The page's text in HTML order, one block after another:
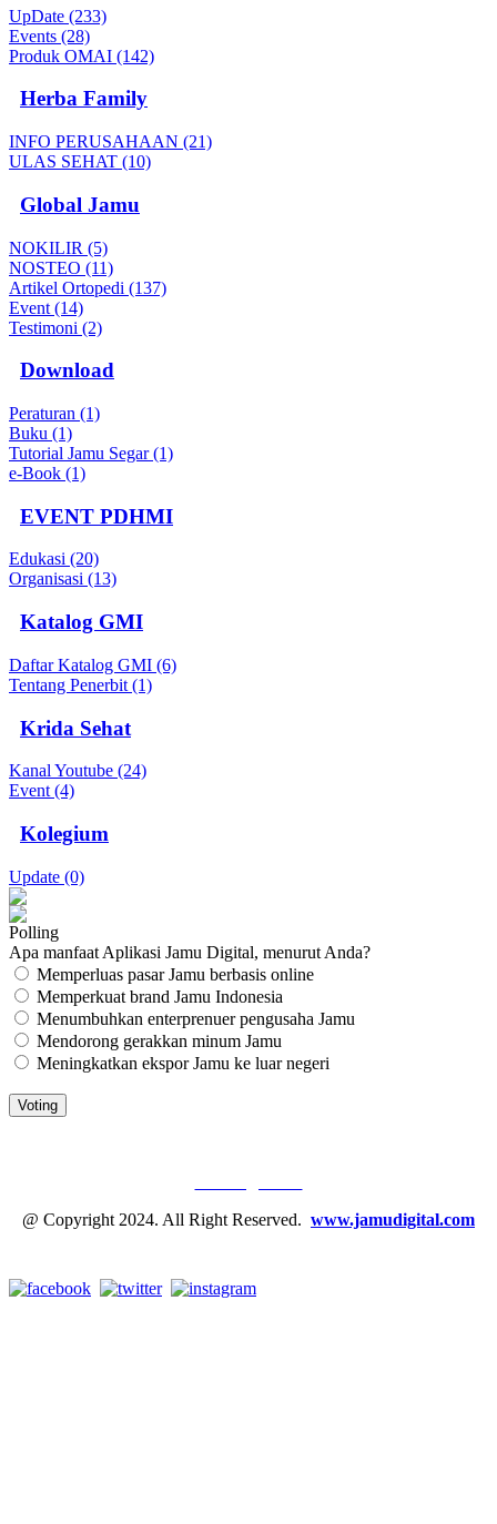
UpDate (233)
Events (28)
Produk OMAI (142)
Herba Family
INFO PERUSAHAAN (21)
ULAS SEHAT (10)
Global Jamu
NOKILIR (5)
NOSTEO (11)
Artikel Ortopedi (137)
Event (14)
Testimoni (2)
Download
Peraturan (1)
Buku (1)
Tutorial Jamu Segar (1)
e-Book (1)
EVENT PDHMI
Edukasi (20)
Organisasi (13)
Katalog GMI
Daftar Katalog GMI (6)
Tentang Penerbit (1)
Krida Sehat
Kanal Youtube (24)
Event (4)
Kolegium
Update (0)
Polling
Apa manfaat Aplikasi Jamu Digital, menurut Anda?
Memperluas pasar Jamu berbasis online
Memperkuat brand Jamu Indonesia
Menumbuhkan enterprenuer pengusaha Jamu
Mendorong gerakkan minum Jamu
Meningkatkan ekspor Jamu ke luar negeri
@ Copyright 2024. All Right Reserved. www.jamudigital.com